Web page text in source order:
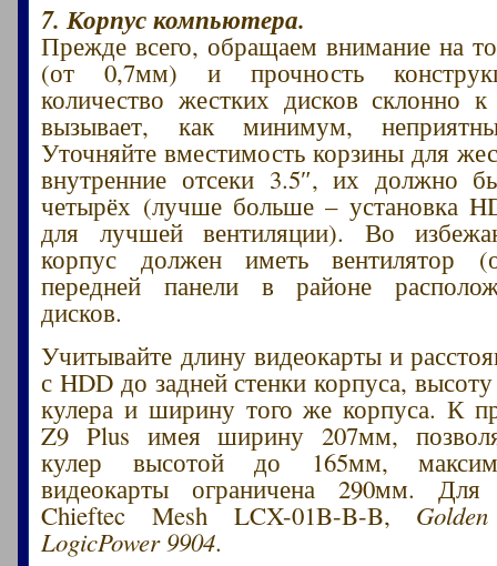
7. Корпус компьютера.
Прежде всего, обращаем внимание на
(от 0,7мм) и прочность
количество жестких дисков склонно
вызывает, как минимум,
Уточняйте вместимость корзины для
внутренние отсеки 3.5″, их должно
четырёх (лучше больше – установка
для лучшей вентиляции). Во
корпус должен иметь вентилятор
передней панели в районе
дисков.
Учитывайте длину видеокарты и
с HDD до задней стенки корпуса,
кулера и ширину того же корпуса. К
Z9 Plus имея ширину 207мм,
кулер высотой до 165мм,
видеокарты ограничена 290мм.
Chieftec Mesh LCX-01B-B-B,
LogicPower 9904.